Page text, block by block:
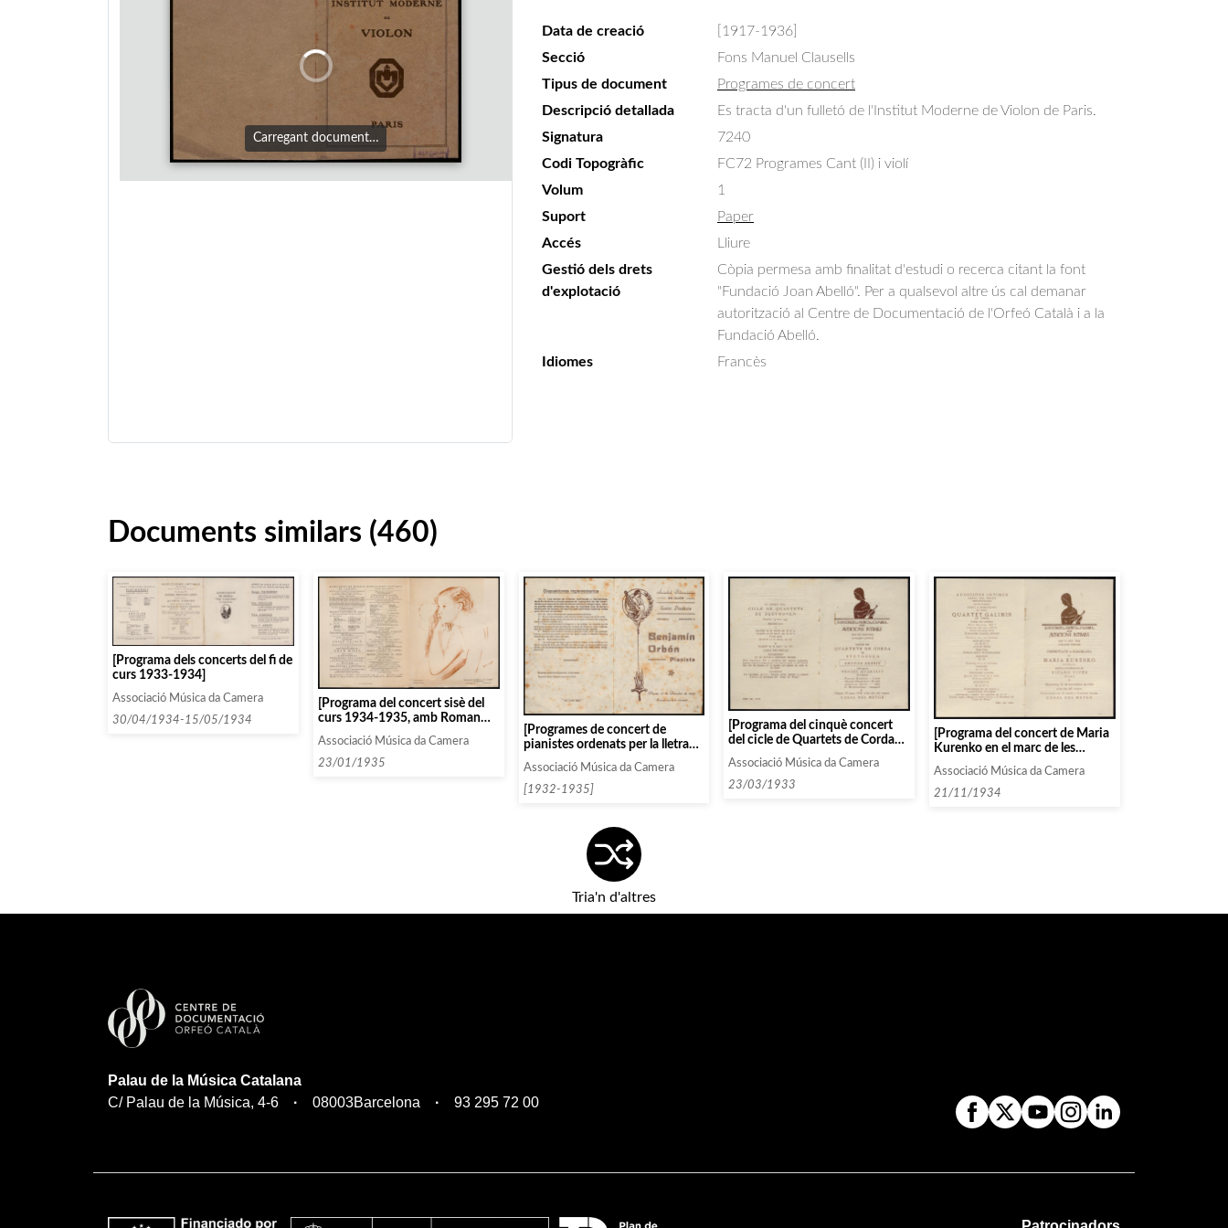
Carregant document…
Data de creació
[1917-1936]
Secció
Fons Manuel Clausells
Tipus de document
Programes de concert
Descripció detallada
Es tracta d'un fulletó de l'Institut Moderne de Violon de Paris.
Signatura
7240
Codi Topogràfic
FC72 Programes Cant (II) i violí
Volum
1
Suport
Paper
Accés
Lliure
Gestió dels drets
d'explotació
Còpia permesa amb finalitat d'estudi o recerca citant la font
"Fundació Joan Abelló". Per a qualsevol altre ús cal demanar
autorització al Centre de Documentació de l'Orfeó Català i a la
Fundació Abelló.
Idiomes
Francès
Documents similars (460)
[Programa dels concerts del fi de
curs 1933-1934]
Associació Música da Camera
30/04/1934-15/05/1934
[Programa del concert sisè del
curs 1934-1935, amb Roman
Associació Música da Camera
23/01/1935
[Programes de concert de
pianistes ordenats per la lletra
Associació Música da Camera
[1932-1935]
[Programa del cinquè concert
del cicle de Quartets de Corda
Associació Música da Camera
23/03/1933
[Programa del concert de Maria
Kurenko en el marc de les
Associació Música da Camera
21/11/1934
Tria'n d'altres
Palau de la Música Catalana
C/ Palau de la Música, 4-6
08003Barcelona 93 295 72 00